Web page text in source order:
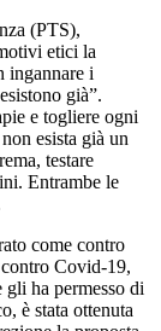
(PTS),
etici la
ingannare i
già”.
e togliere ogni
esista già un
testare
Entrambe le
come contro
Covid-19,
gli ha permesso di
è stata ottenuta